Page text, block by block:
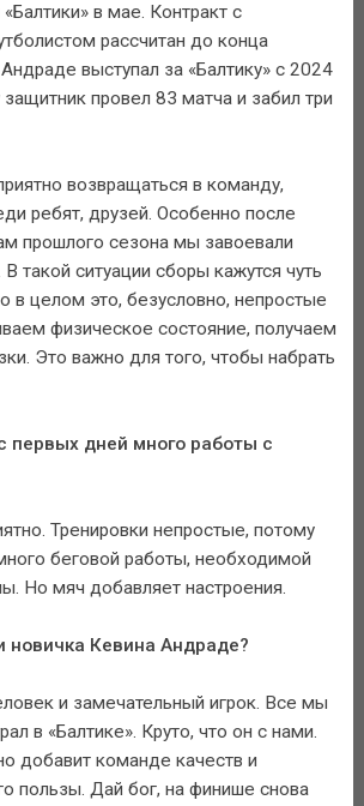
в мае. Контракт с
рассчитан до конца
выступал за «Балтику» с 2024
провел 83 матча и забил три
возвращаться в команду,
ребят, друзей. Особенно после
прошлого сезона мы завоевали
такой ситуации сборы кажутся чуть
в целом это, безусловно, непростые
физическое состояние, получаем
Это важно для того, чтобы набрать
первых дней много работы с
Тренировки непростые, потому
беговой работы, необходимой
Но мяч добавляет настроения.
новичка Кевина Андраде?
и замечательный игрок. Все мы
в «Балтике». Круто, что он с нами.
добавит команде качеств и
пользы. Дай бог, на финише снова